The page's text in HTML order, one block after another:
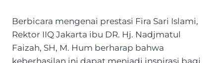
Berbicara mengenai prestasi Fira Sari Islami,
Rektor IIQ Jakarta ibu DR. Hj. Nadjmatul
Faizah, SH, M. Hum berharap bahwa
keberhasilan ini dapat menjadi inspirasi bagi